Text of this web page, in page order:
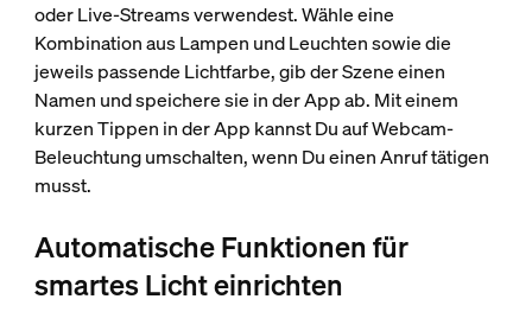
oder Live-Streams verwendest. Wähle eine
Kombination aus Lampen und Leuchten sowie die
jeweils passende Lichtfarbe, gib der Szene einen
Namen und speichere sie in der App ab. Mit einem
kurzen Tippen in der App kannst Du auf Webcam-
Beleuchtung umschalten, wenn Du einen Anruf tätigen
musst.
Automatische Funktionen für
smartes Licht einrichten